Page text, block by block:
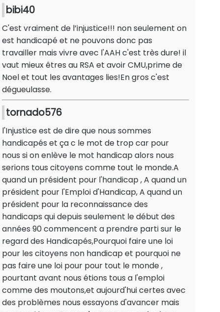
bibi40
C'est vraiment de l’injustice!!! non seulement on
est handicapé et ne pouvons donc pas
travailler mais vivre avec l'AAH c'est très dure! il
vaut mieux êtres au RSA et avoir CMU,prime de
Noel et tout les avantages lies!En gros c'est
dégueulasse.
tornado576
l'Injustice est de dire que nous sommes
handicapés et ça c le mot de trop car pour
nous si on enlève le mot handicap alors nous
serions tous citoyens comme tout le monde.A
quand un président pour l'handicap , A quand un
président pour l'Emploi d'Handicap, A quand un
président pour la reconnaissance des
handicaps qui depuis seulement le début des
années 90 commencent a prendre parti sur le
regard des Handicapés,Pourquoi faire une loi
pour les citoyens non handicap et pourquoi ne
pas faire une loi pour pour tout le monde ,
pourtant avant nous étions tous a l'emploi
comme des moutons,et aujourd'hui certes avec
des problèmes nous essayons d'avancer mais